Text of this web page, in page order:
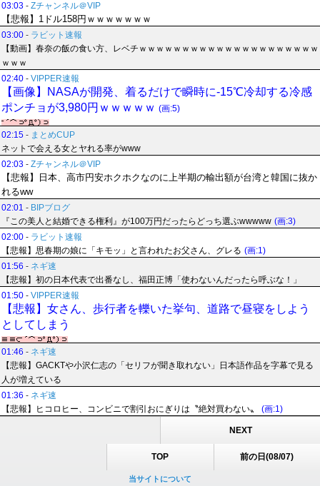
03:03 - Zチャンネル＠VIP
【悲報】1ドル158円ｗｗｗｗｗｗｗ
03:00 - ラビット速報
【動画】春奈の飯の食い方、レベチｗｗｗｗｗｗｗｗｗｗｗｗｗｗｗｗｗｗｗｗｗ
ｗｗｗ
02:40 - VIPPER速報
【画像】NASAが開発、着るだけで瞬時に-15℃冷却する冷感
ポンチョが3,980円ｗｗｗｗｗ (画:5)
02:15 - まとめCUP
ネットで会える女とヤれる率がwww
02:03 - Zチャンネル＠VIP
【悲報】日本、高市円安ホクホクなのに上半期の輸出額が台湾と韓国に抜か
れるww
02:01 - BIPブログ
『この美人と結婚できる権利』が100万円だったらどっち選ぶwwwww (画:3)
02:00 - ラビット速報
【悲報】思春期の娘に「キモッ」と言われたお父さん、グレる (画:1)
01:56 - ネギ速
【悲報】初の日本代表で出番なし、福田正博「使わないんだったら呼ぶな！」
01:50 - VIPPER速報
【悲報】女さん、歩行者を轢いた挙句、道路で昼寝をしよう
としてしまう
01:46 - ネギ速
【悲報】GACKTや小沢仁志の「セリフが聞き取れない」日本語作品を字幕で見る
人が増えている
01:36 - ネギ速
【悲報】ヒコロヒー、コンビニで割引おにぎりは〝絶対買わない〟
(画:1)
NEXT
TOP 前の日(08/07)
当サイトについて